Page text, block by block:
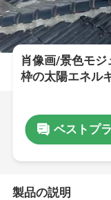
肖像画/景色モ
枠の太陽エネル
ベストプ
製品の説明